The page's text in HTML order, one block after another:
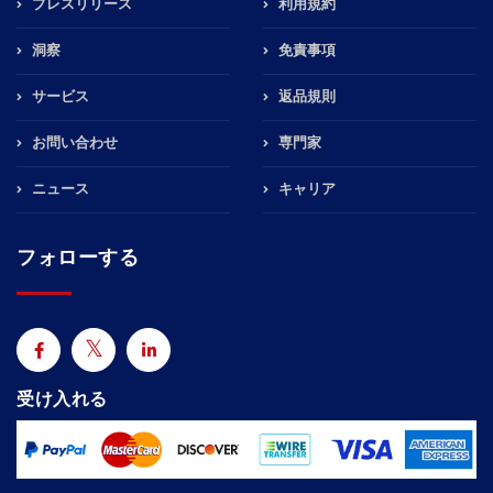
プレスリリース
洞察
サービス
お問い合わせ
ニュース
利用規約
免責事項
返品規則
専門家
キャリア
フォローする
受け入れる